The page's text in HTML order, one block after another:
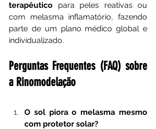
terapêutico para peles reativas ou
com melasma inflamatório, fazendo
parte de um plano médico global e
individualizado.
Perguntas Frequentes (FAQ) sobre
a Rinomodelação
O sol piora o melasma mesmo
com protetor solar?